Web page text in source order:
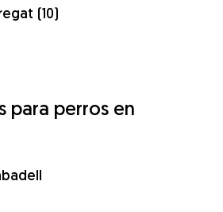
(10)
para perros en